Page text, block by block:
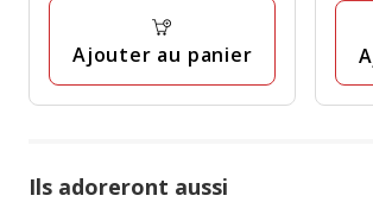
Ajouter au panier
Ils adoreront aussi